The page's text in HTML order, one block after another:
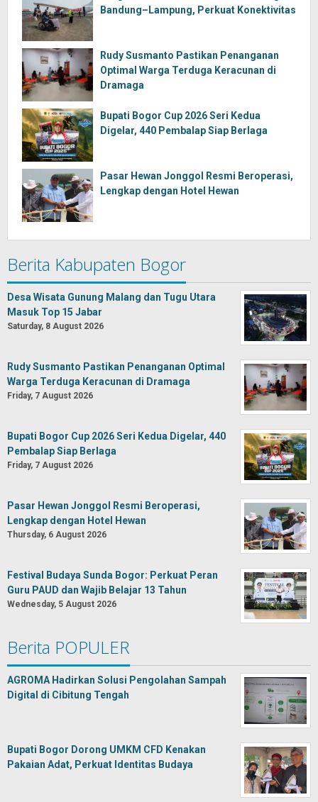
Bandung–Lampung, Perkuat Konektivitas
Rudy Susmanto Pastikan Penanganan
Optimal Warga Terduga Keracunan di
Dramaga
Bupati Bogor Cup 2026 Seri Kedua
Digelar, 440 Pembalap Siap Berlaga
Pasar Hewan Jonggol Resmi Beroperasi,
Lengkap dengan Hotel Hewan
Berita Kabupaten Bogor
Desa Wisata Gunung Malang dan Tugu Utara
Masuk Top 15 Jabar
Saturday, 8 August 2026
Rudy Susmanto Pastikan Penanganan Optimal
Warga Terduga Keracunan di Dramaga
Friday, 7 August 2026
Bupati Bogor Cup 2026 Seri Kedua Digelar, 440
Pembalap Siap Berlaga
Friday, 7 August 2026
Pasar Hewan Jonggol Resmi Beroperasi,
Lengkap dengan Hotel Hewan
Thursday, 6 August 2026
Festival Budaya Sunda Bogor: Perkuat Peran
Guru PAUD dan Wajib Belajar 13 Tahun
Wednesday, 5 August 2026
Berita POPULER
AGROMA Hadirkan Solusi Pengolahan Sampah
Digital di Cibitung Tengah
Bupati Bogor Dorong UMKM CFD Kenakan
Pakaian Adat, Perkuat Identitas Budaya